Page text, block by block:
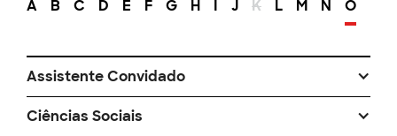
A B C D E F G H I J K L M N O
Assistente Convidado
Ciências Sociais